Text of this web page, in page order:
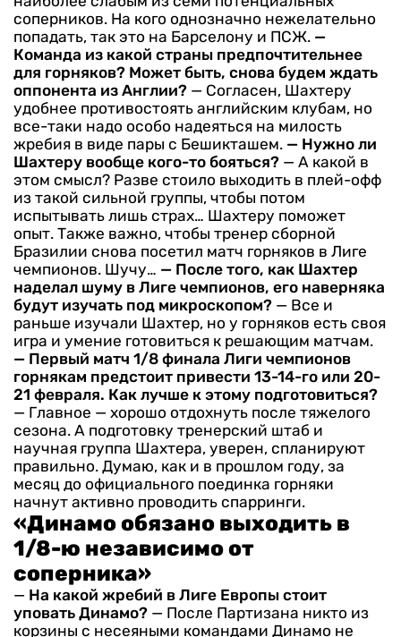
соперников. На кого однозначно нежелательно
попадать, так это на Барселону и ПСЖ. —
Команда из какой страны предпочтительнее
для горняков? Может быть, снова будем ждать
оппонента из Англии? — Согласен, Шахтеру
удобнее противостоять английским клубам, но
все-таки надо особо надеяться на милость
жребия в виде пары с Бешикташем. — Нужно ли
Шахтеру вообще кого-то бояться? — А какой в
этом смысл? Разве стоило выходить в плей-офф
из такой сильной группы, чтобы потом
испытывать лишь страх… Шахтеру поможет
опыт. Также важно, чтобы тренер сборной
Бразилии снова посетил матч горняков в Лиге
чемпионов. Шучу… — После того, как Шахтер
наделал шуму в Лиге чемпионов, его наверняка
будут изучать под микроскопом? — Все и
раньше изучали Шахтер, но у горняков есть своя
игра и умение готовиться к решающим матчам.
— Первый матч 1/8 финала Лиги чемпионов
горнякам предстоит привести 13-14-го или 20-
21 февраля. Как лучше к этому подготовиться?
— Главное — хорошо отдохнуть после тяжелого
сезона. А подготовку тренерский штаб и
научная группа Шахтера, уверен, спланируют
правильно. Думаю, как и в прошлом году, за
месяц до официального поединка горняки
начнут активно проводить спарринги.
«Динамо обязано выходить в
1/8-ю независимо от
соперника»
— На какой жребий в Лиге Европы стоит
уповать Динамо? — После Партизана никто из
корзины с несеяными командами Динамо не